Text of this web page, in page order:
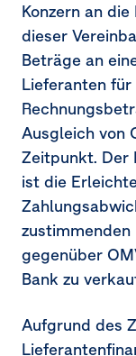
Konzern an
dieser
Beträge an
Lieferanten
Ausgleich von
Zeitpunkt. Der
ist die
gegenüber
Bank zu
Aufgrund des